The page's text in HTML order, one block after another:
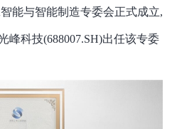
能与智能制造专委会正式成立,
峰科技(688007.SH)出任该专委